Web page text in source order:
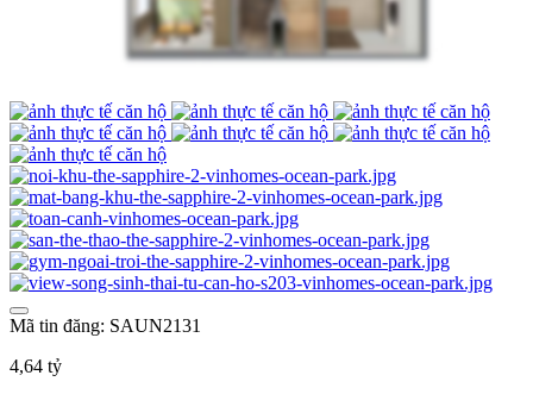
Mã tin đăng: SAUN2131
4,64 tỷ